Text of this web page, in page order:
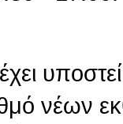
υποστεί
νέων